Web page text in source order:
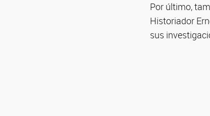
Por último,
Historiador
sus